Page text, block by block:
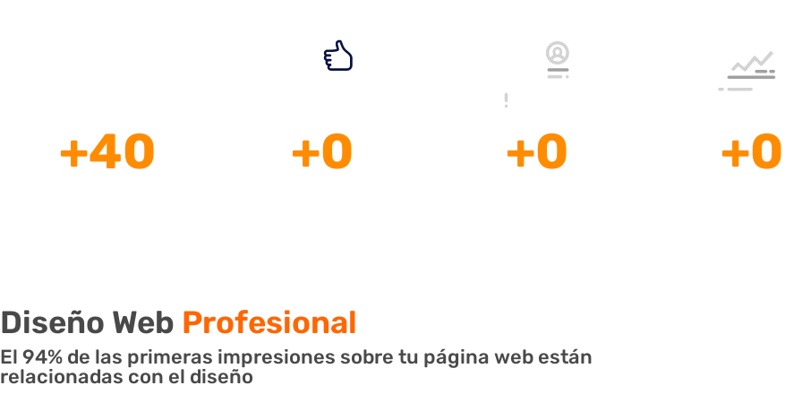
+40 +0 +0 +0
Diseño Web Profesional
El 94% de las primeras impresiones sobre tu página web están
relacionadas con el diseño